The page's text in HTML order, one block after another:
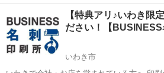
格です。 1泊2食付き通常¥9500~¥10000のと
らに、「また来て。」割利用でひとり¥3000引
猪苗代駅 その他
【特典アリ♪いわき限
ださい！【BUSINESS
いわき市